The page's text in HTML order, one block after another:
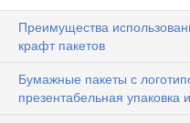
Преимущества
крафт пакетов
Бумажные пакеты с
презентабельная упаковка